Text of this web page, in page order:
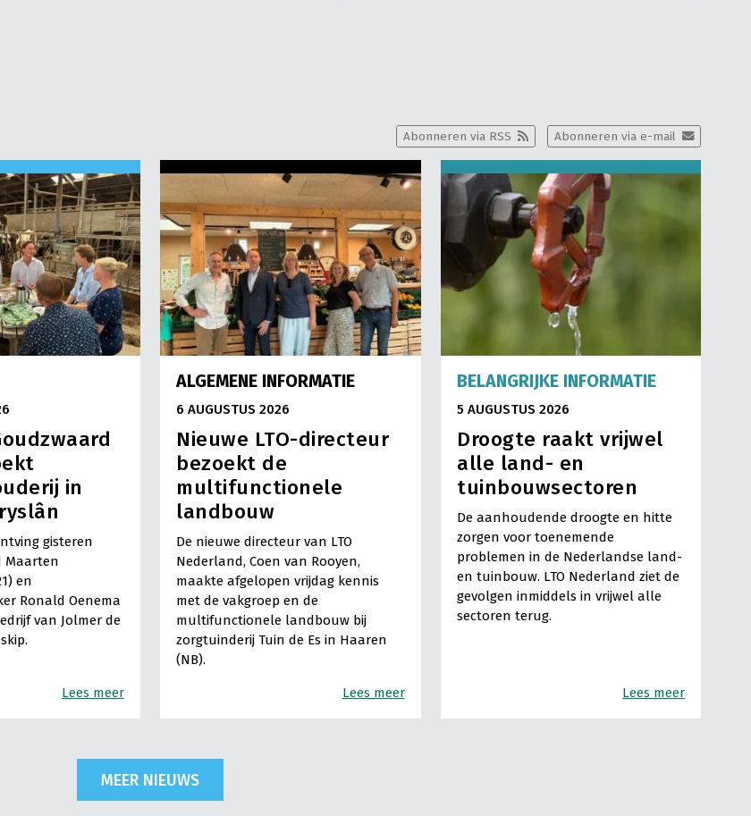
Abonneren via e-mail
Abonneren via RSS
in
gisteren
Maarten
en
Ronald Oenema
van Jolmer de
Lees meer
ALGEMENE INFORMATIE
6 AUGUSTUS 2026
Nieuwe LTO-directeur
bezoekt de
multifunctionele
landbouw
De nieuwe directeur van LTO
Nederland, Coen van Rooyen,
maakte afgelopen vrijdag kennis
met de vakgroep en de
multifunctionele landbouw bij
zorgtuinderij Tuin de Es in Haaren
(NB).
Lees meer
BELANGRIJKE INFORMATIE
5 AUGUSTUS 2026
Droogte raakt vrijwel
alle land- en
tuinbouwsectoren
De aanhoudende droogte en hitte
zorgen voor toenemende
problemen in de Nederlandse land-
en tuinbouw. LTO Nederland ziet de
gevolgen inmiddels in vrijwel alle
sectoren terug.
Lees meer
MEER NIEUWS